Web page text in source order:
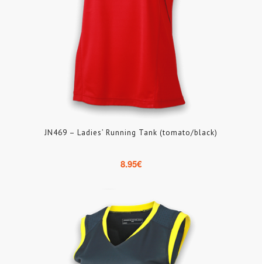
JN469 – Ladies’ Running Tank (tomato/black)
8.95€